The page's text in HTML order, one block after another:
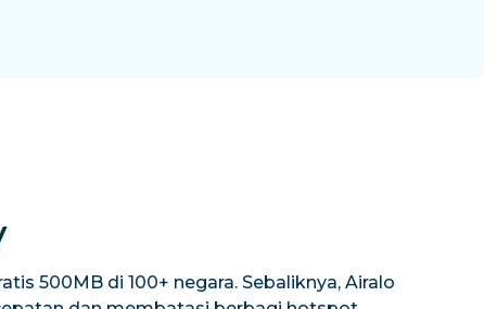
500MB di 100+ negara. Sebaliknya, Airalo